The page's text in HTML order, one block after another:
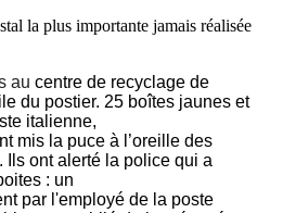
la plus importante jamais réalisée
au centre de recyclage de
du postier. 25 boîtes jaunes et
italienne,
mis la puce à l’oreille des
. Ils ont alerté la police qui a
: un
par l'employé de la poste